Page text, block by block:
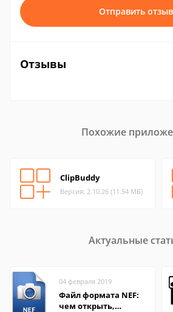
Отправить отзыв
Отзывы
Похожие
ClipBuddy
Версия: 2.10.26 (11.54 МБ)
Актуальные
04 февраля 2019
Файл формата NEF:
чем открыть,